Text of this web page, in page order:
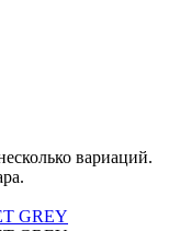
вариаций.